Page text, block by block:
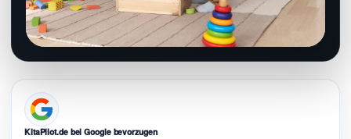
KitaPilot.de bei Google bevorzugen